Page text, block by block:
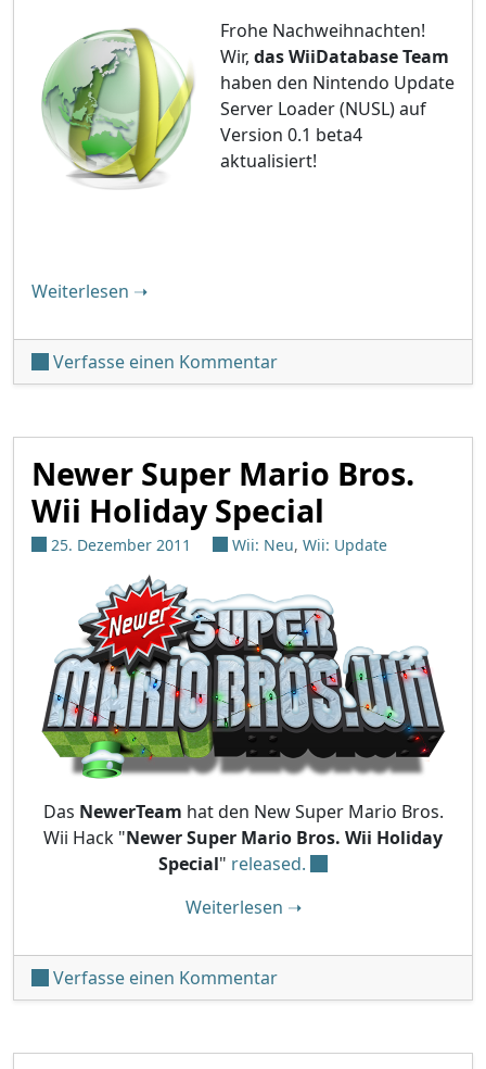
Frohe Nachweihnachten!
Wir, das WiiDatabase Team
haben den Nintendo Update
Server Loader (NUSL) auf
Version 0.1 beta4
aktualisiert!
Weiterlesen "NUSL v0.1 beta4"
➝
Verfasse einen Kommentarunter 'NUSL v0.1 beta4'
Newer Super Mario Bros.
Wii Holiday Special
25. Dezember 2011 Wii: Neu, Wii: Update
Das NewerTeam hat den New Super Mario Bros.
Wii Hack "Newer Super Mario Bros. Wii Holiday
Special" released.
Weiterlesen"Newer Super Mario
➝
Verfasse einen Kommentarunter 'Newer Super